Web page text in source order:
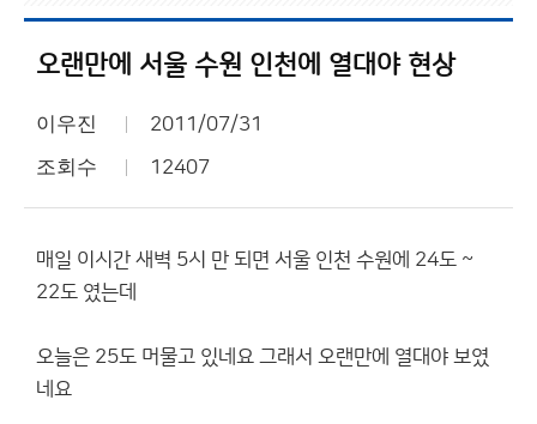
오랜만에 서울 수원 인천에 열대야 현상
이우진 2011/07/31
조회수 12407
매일 이시간 새벽 5시 만 되면 서울 인천 수원에 24도 ~
22도 였는데
오늘은 25도 머물고 있네요 그래서 오랜만에 열대야 보였
네요